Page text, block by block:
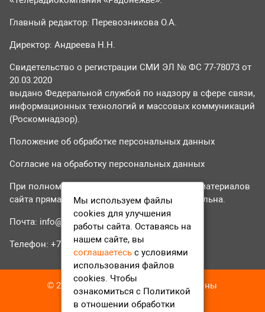
Главный редактор: Перевозникова О.А.
Директор: Андреева Н.Н.
Свидетельство о регистрации СМИ ЭЛ № ФС 77-78073 от
20.03.2020
выдано Федеральной службой по надзору в сфере связи,
информационных технологий и массовых коммуникаций
(Роскомнадзор).
Положение об обработке персональных данных
Согласие на обработку персональных данных
При полном или частичном использовании материалов
сайта прямая гиперссылка на tvr24.tv обязательна.
Почта: info@tvr24.tv
Телефон: +7 (496) 551-04-95
© 2016-2023 ТВР24 Все права защищены
Мы используем файлы
cookies для улучшения
работы сайта. Оставаясь на
нашем сайте, вы
соглашаетесь с условиями
использования файлов
cookies. Чтобы
ознакомиться с Политикой
в отношении обработки